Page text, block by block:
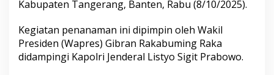
Kabupaten Tangerang, Banten, Rabu (8/10/2025).
Kegiatan penanaman ini dipimpin oleh Wakil
Presiden (Wapres) Gibran Rakabuming Raka
didampingi Kapolri Jenderal Listyo Sigit Prabowo.